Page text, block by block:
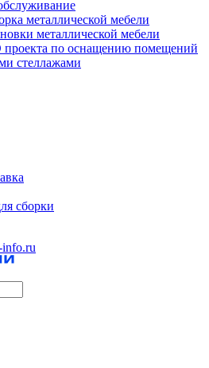
металлической мебели
металлической мебели
проекта по оснащению помещений
стеллажами
сборки